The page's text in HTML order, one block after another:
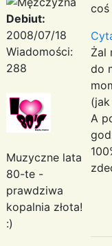
Debiut:
2008/07/18
Wiadomości:
288
Muzyczne lata
80-te -
prawdziwa
kopalnia złota!
:)
coś
Żal
do
A